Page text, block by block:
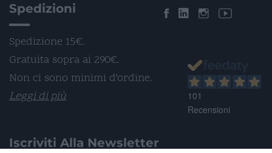
Spedizioni
Spedizione 15€.
Gratuita sopra ai 290€.
Non ci sono minimi d’ordine.
Leggi di più
Iscriviti Alla Newsletter
101
Recensioni